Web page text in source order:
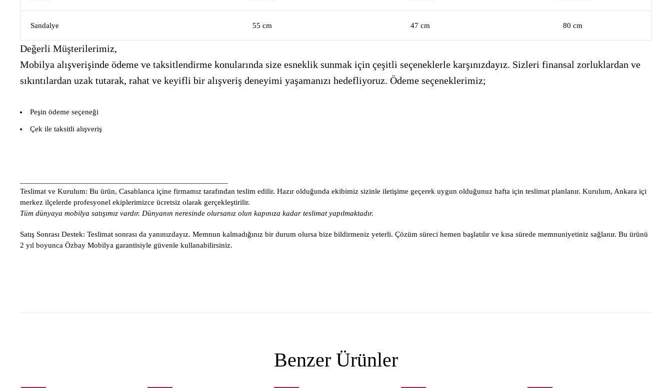
Sandalye 55 cm 47 cm 80 cm
Değerli Müşterilerimiz,
Mobilya alışverişinde ödeme ve taksitlendirme konularında size esneklik sunmak için çeşitli seçeneklerle karşınızdayız. Sizleri finansal zorluklardan ve
sıkıntılardan uzak tutarak, rahat ve keyifli bir alışveriş deneyimi yaşamanızı hedefliyoruz. Ödeme seçeneklerimiz;
Peşin ödeme seçeneği
Çek ile taksitli alışveriş
Teslimat ve Kurulum: Bu ürün, Casablanca içine firmamız tarafından teslim edilir. Hazır olduğunda ekibimiz sizinle iletişime geçerek uygun olduğunuz hafta için teslimat planlanır. Kurulum, Ankara içi
merkez ilçelerde profesyonel ekiplerimizce ücretsiz olarak gerçekleştirilir.
Tüm dünyaya mobilya satışımız vardır. Dünyanın neresinde olursanız olun kapınıza kadar teslimat yapılmaktadır.
Satış Sonrası Destek: Teslimat sonrası da yanınızdayız. Memnun kalmadığınız bir durum olursa bize bildirmeniz yeterli. Çözüm süreci hemen başlatılır ve kısa sürede memnuniyetiniz sağlanır. Bu ürünü
2 yıl boyunca Özbay Mobilya garantisiyle güvenle kullanabilirsiniz.
Benzer Ürünler